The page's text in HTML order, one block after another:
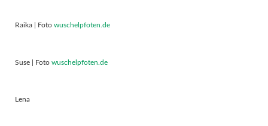
Raika | Foto wuschelpfoten.de
Suse | Foto wuschelpfoten.de
Lena